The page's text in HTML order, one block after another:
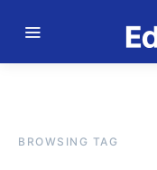
BROWSING TAG